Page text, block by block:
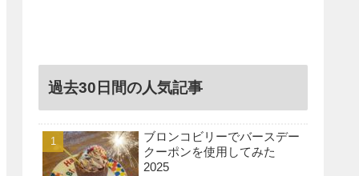
過去30日間の人気記事
ブロンコビリーでバースデー
クーポンを使用してみた
2025